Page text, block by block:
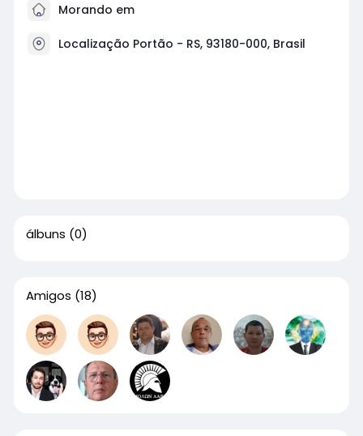
Morando em
Localização Portão - RS, 93180-000, Brasil
álbuns (0)
Amigos (18)